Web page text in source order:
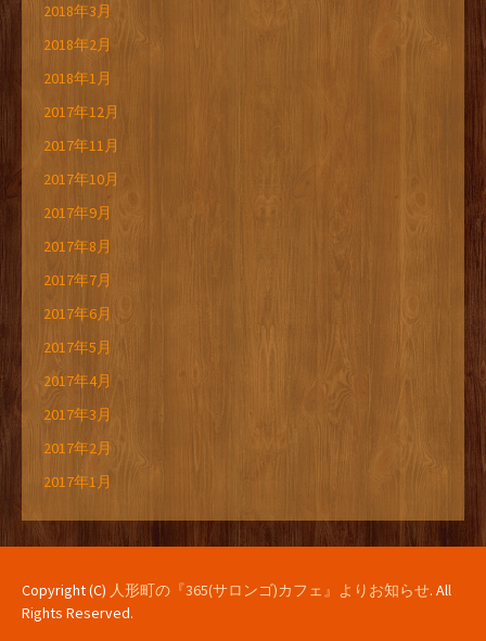
2018年3月
2018年2月
2018年1月
2017年12月
2017年11月
2017年10月
2017年9月
2017年8月
2017年7月
2017年6月
2017年5月
2017年4月
2017年3月
2017年2月
2017年1月
Copyright (C) 人形町の『365(サロンゴ)カフェ』よりお知らせ. All
Rights Reserved.